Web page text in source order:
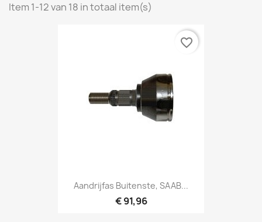
Item 1-12 van 18 in totaal item(s)
Aandrijfas Buitenste, SAAB...
€ 91,96
favorite_border